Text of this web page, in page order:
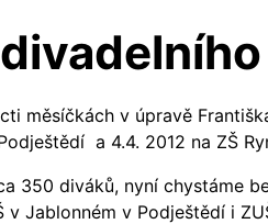
měsíčkách v úpravě
a 4.4. 2012 na ZŠ
350 diváků, nyní chystáme
v Jablonném v Podještědí i